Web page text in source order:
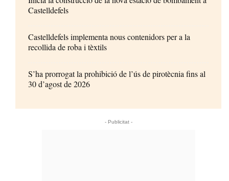
Castelldefels
Castelldefels implementa nous contenidors per a la
recollida de roba i tèxtils
S’ha prorrogat la prohibició de l’ús de pirotècnia fins al
30 d’agost de 2026
- Publicitat -